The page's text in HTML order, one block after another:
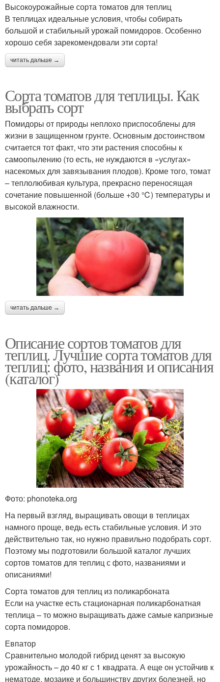
Высокоурожайные сорта томатов для теплиц
В теплицах идеальные условия, чтобы собирать
большой и стабильный урожай помидоров. Особенно
хорошо себя зарекомендовали эти сорта!
читать дальше →
Сорта томатов для теплицы. Как
выбрать сорт
Помидоры от природы неплохо приспособлены для
жизни в защищенном грунте. Основным достоинством
считается тот факт, что эти растения способны к
самоопылению (то есть, не нуждаются в «услугах»
насекомых для завязывания плодов). Кроме того, томат
– теплолюбивая культура, прекрасно переносящая
сочетание повышенной (больше +30 ℃) температуры и
высокой влажности.
читать дальше →
Описание сортов томатов для
теплиц. Лучшие сорта томатов для
теплиц: фото, названия и описания
(каталог)
Фото: phonoteka.org
На первый взгляд, выращивать овощи в теплицах
намного проще, ведь есть стабильные условия. И это
действительно так, но нужно правильно подобрать сорт.
Поэтому мы подготовили большой каталог лучших
сортов томатов для теплиц с фото, названиями и
описаниями!
Сорта томатов для теплиц из поликарбоната
Если на участке есть стационарная поликарбонатная
теплица – то можно выращивать даже самые капризные
сорта помидоров.
Евпатор
Сравнительно молодой гибрид ценят за высокую
урожайность – до 40 кг с 1 квадрата. А еще он устойчив к
нематоде, мозаике и большинству других болезней, но